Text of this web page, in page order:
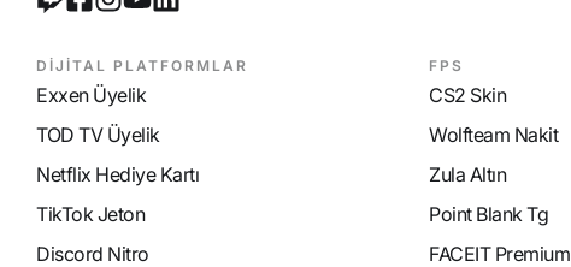
DİJİTAL PLATFORMLAR
Exxen Üyelik
TOD TV Üyelik
Netflix Hediye Kartı
TikTok Jeton
Discord Nitro
FPS
CS2 Skin
Wolfteam Nakit
Zula Altın
Point Blank Tg
FACEIT Premium